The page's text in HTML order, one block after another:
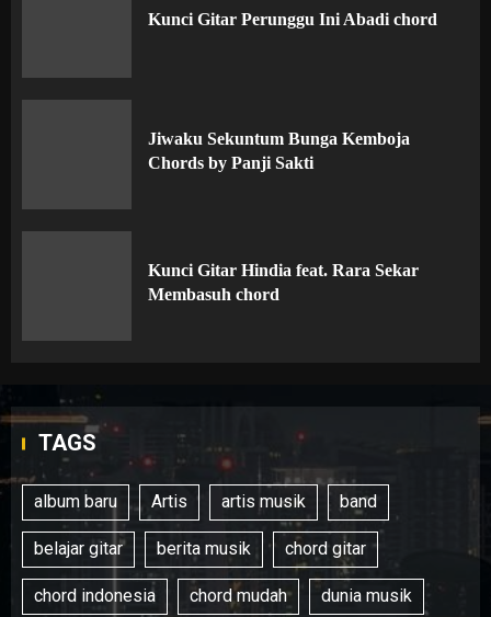
Kunci Gitar Perunggu Ini Abadi chord
Jiwaku Sekuntum Bunga Kemboja
Chords by Panji Sakti
Kunci Gitar Hindia feat. Rara Sekar
Membasuh chord
TAGS
album baru Artis artis musik band
belajar gitar berita musik chord gitar
chord indonesia chord mudah dunia musik